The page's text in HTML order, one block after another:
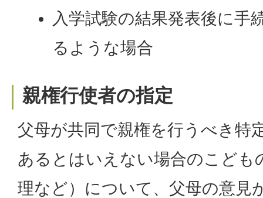
入学試験の結果発表後に手
るような場合
親権行使者の指定
父母が共同で親権を行うべき特
あるとはいえない場合のこども
理など）について、父母の意見